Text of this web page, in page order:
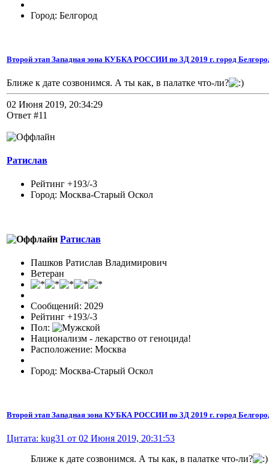
Город: Белгород
Второй этап Западная зона КУБКА РОССИИ по 3Д 2019 г. город
Ближе к дате созвонимся. А ты как, в палатке что-ли?
02 Июня 2019, 20:34:29
Ответ #11
Ратислав
Рейтинг +193/-3
Город: Москва-Старый Оскол
Ратислав
Пашков Ратислав Владимирович
Ветеран
Сообщений: 2029
Рейтинг +193/-3
Пол:
Национализм - лекарство от геноцида!
Расположение: Москва
Город: Москва-Старый Оскол
Второй этап Западная зона КУБКА РОССИИ по 3Д 2019 г. город
Цитата: kug31 от 02 Июня 2019, 20:31:53
Ближе к дате созвонимся. А ты как, в палатке что-ли?